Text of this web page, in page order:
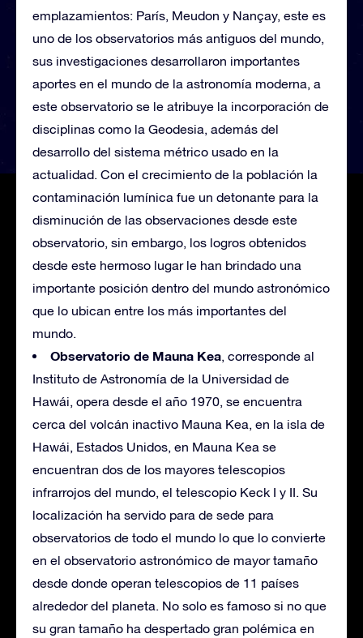
emplazamientos: París, Meudon y Nançay, este es
uno de los observatorios más antiguos del mundo,
sus investigaciones desarrollaron importantes
aportes en el mundo de la astronomía moderna, a
este observatorio se le atribuye la incorporación de
disciplinas como la Geodesia, además del
desarrollo del sistema métrico usado en la
actualidad. Con el crecimiento de la población la
contaminación lumínica fue un detonante para la
disminución de las observaciones desde este
observatorio, sin embargo, los logros obtenidos
desde este hermoso lugar le han brindado una
importante posición dentro del mundo astronómico
que lo ubican entre los más importantes del
mundo.
Observatorio de Mauna Kea, corresponde al
Instituto de Astronomía de la Universidad de
Hawái, opera desde el año 1970, se encuentra
cerca del volcán inactivo Mauna Kea, en la isla de
Hawái, Estados Unidos, en Mauna Kea se
encuentran dos de los mayores telescopios
infrarrojos del mundo, el telescopio Keck I y II. Su
localización ha servido para de sede para
observatorios de todo el mundo lo que lo convierte
en el observatorio astronómico de mayor tamaño
desde donde operan telescopios de 11 países
alrededor del planeta. No solo es famoso si no que
su gran tamaño ha despertado gran polémica en